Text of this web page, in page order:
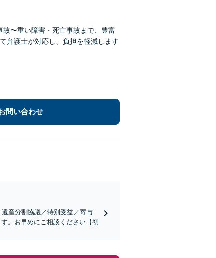
故〜重い障害・死亡事故まで、豊富
弁護士が対応し、負担を軽減します
問い合わせ
産分割協議／特別受益／寄与
。お早めにご相談ください【初